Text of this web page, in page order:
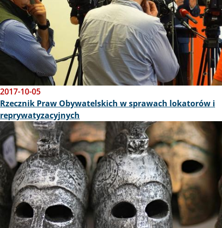
2017-10-05
Rzecznik Praw Obywatelskich w sprawach lokatorów i
reprywatyzacyjnych
Obraz